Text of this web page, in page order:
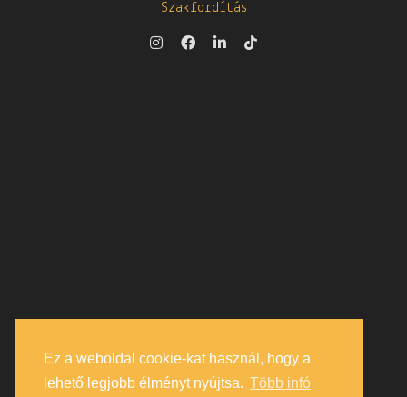
Szakfordítás
Ez a weboldal cookie-kat használ, hogy a
lehető legjobb élményt nyújtsa. Több infó